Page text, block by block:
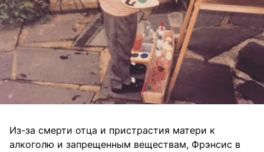
Из-за смерти отца и пристрастия матери к
алкоголю и запрещенным веществам, Фрэнсис в